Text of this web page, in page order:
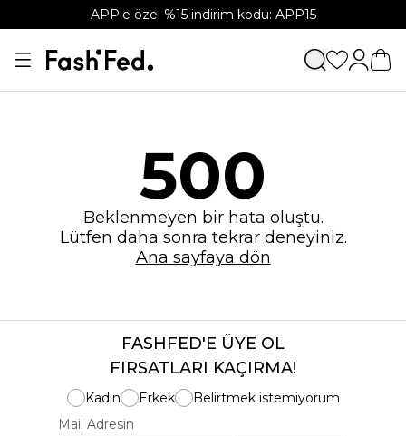
APP'e özel %15 indirim kodu: APP15
500
Beklenmeyen bir hata oluştu.
Lütfen daha sonra tekrar deneyiniz.
Ana sayfaya dön
FASHFED'E ÜYE OL
FIRSATLARI KAÇIRMA!
Kadın Erkek
Belirtmek istemiyorum
Mail Adresin